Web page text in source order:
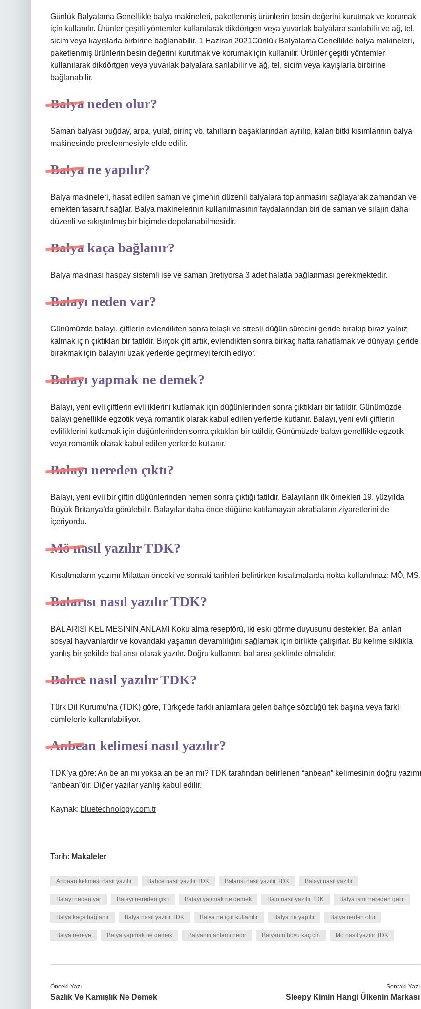
Günlük Balyalama Genellikle balya makineleri, paketlenmiş ürünlerin besin değerini kurutmak ve korumak
için kullanılır. Ürünler çeşitli yöntemler kullanılarak dikdörtgen veya yuvarlak balyalara sarılabilir ve ağ, tel,
sicim veya kayışlarla birbirine bağlanabilir. 1 Haziran 2021Günlük Balyalama Genellikle balya makineleri,
paketlenmiş ürünlerin besin değerini kurutmak ve korumak için kullanılır. Ürünler çeşitli yöntemler
kullanılarak dikdörtgen veya yuvarlak balyalara sarılabilir ve ağ, tel, sicim veya kayışlarla birbirine
bağlanabilir.
Balya neden olur?
Saman balyası buğday, arpa, yulaf, pirinç vb. tahılların başaklarından ayrılıp, kalan bitki kısımlarının balya
makinesinde preslenmesiyle elde edilir.
Balya ne yapılır?
Balya makineleri, hasat edilen saman ve çimenin düzenli balyalara toplanmasını sağlayarak zamandan ve
emekten tasarruf sağlar. Balya makinelerinin kullanılmasının faydalarından biri de saman ve silajın daha
düzenli ve sıkıştırılmış bir biçimde depolanabilmesidir.
Balya kaça bağlanır?
Balya makinası haspay sistemli ise ve saman üretiyorsa 3 adet halatla bağlanması gerekmektedir.
Balayı neden var?
Günümüzde balayı, çiftlerin evlendikten sonra telaşlı ve stresli düğün sürecini geride bırakıp biraz yalnız
kalmak için çıktıkları bir tatildir. Birçok çift artık, evlendikten sonra birkaç hafta rahatlamak ve dünyayı geride
bırakmak için balayını uzak yerlerde geçirmeyi tercih ediyor.
Balayı yapmak ne demek?
Balayı, yeni evli çiftlerin evliliklerini kutlamak için düğünlerinden sonra çıktıkları bir tatildir. Günümüzde
balayı genellikle egzotik veya romantik olarak kabul edilen yerlerde kutlanır. Balayı, yeni evli çiftlerin
evliliklerini kutlamak için düğünlerinden sonra çıktıkları bir tatildir. Günümüzde balayı genellikle egzotik
veya romantik olarak kabul edilen yerlerde kutlanır.
Balayı nereden çıktı?
Balayı, yeni evli bir çiftin düğünlerinden hemen sonra çıktığı tatildir. Balayıların ilk örnekleri 19. yüzyılda
Büyük Britanya’da görülebilir. Balayılar daha önce düğüne katılamayan akrabaların ziyaretlerini de
içeriyordu.
Mö nasıl yazılır TDK?
Kısaltmaların yazımı Milattan önceki ve sonraki tarihleri ​​belirtirken kısaltmalarda nokta kullanılmaz: MÖ, MS.
Balarısı nasıl yazılır TDK?
BAL ARISI KELİMESİNİN ANLAMI Koku alma reseptörü, iki eski görme duyusunu destekler. Bal arıları
sosyal hayvanlardır ve kovandaki yaşamın devamlılığını sağlamak için birlikte çalışırlar. Bu kelime sıklıkla
yanlış bir şekilde bal arısı olarak yazılır. Doğru kullanım, bal arısı şeklinde olmalıdır.
Bahce nasıl yazılır TDK?
Türk Dil Kurumu’na (TDK) göre, Türkçede farklı anlamlara gelen bahçe sözcüğü tek başına veya farklı
cümlelerle kullanılabiliyor.
Anbean kelimesi nasıl yazılır?
TDK’ya göre: An be an mı yoksa an be an mı? TDK tarafından belirlenen “anbean” kelimesinin doğru yazımı
“anbean”dır. Diğer yazılar yanlış kabul edilir.
Kaynak: bluetechnology.com.tr
Tarih: Makaleler
Anbean kelimesi nasıl yazılır Bahce nasıl yazılır TDK Balarısı nasıl yazılır TDK Balayi nasıl yazılır
Balayı neden var Balayı nereden çıktı Balayı yapmak ne demek Balo nasıl yazılır TDK Balya ismi nereden gelir
Balya kaça bağlanır Balya nasıl yazılır TDK Balya ne için kullanılır Balya ne yapılır Balya neden olur
Balya nereye Balya yapmak ne demek Balyanın anlamı nedir Balyanın boyu kaç cm Mö nasıl yazılır TDK
Önceki Yazı
Sazlık Ve Kamışlık Ne Demek
Sonraki Yazı
Sleepy Kimin Hangi Ülkenin Markası